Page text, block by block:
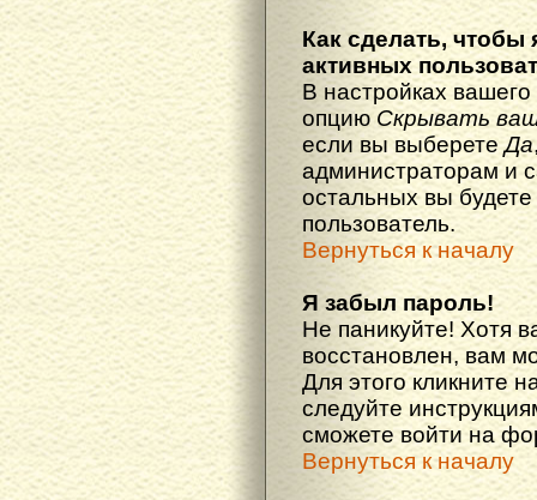
Как сделать, чтобы
активных
В настройках
опцию Скрывать
если вы выберетеДа
администраторам и
остальных вы
пользователь.
Вернуться к началу
Я забыл пароль!
Не паникуйте! Хотя
восстановлен, вам
Для этого кликните
следуйте
сможете войти на
Вернуться к началу